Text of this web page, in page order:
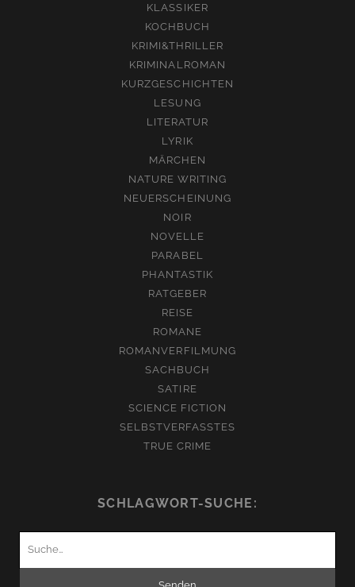
KLASSIKER
KOCHBUCH
KRIMI&THRILLER
KRIMINALROMAN
KURZGESCHICHTEN
LESUNG
LITERATUR
LYRIK
MÄRCHEN
NATURE WRITING
NEUERSCHEINUNG
NOIR
NOVELLE
PARABEL
PHANTASTIK
RATGEBER
REISE
ROMANE
ROMANVERFILMUNG
SACHBUCH
SATIRE
SCIENCE FICTION
SELBSTVERFASSTES
TRUE CRIME
SCHLAGWORT-SUCHE: